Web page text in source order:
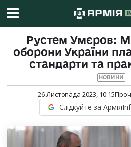
Рустем Умєров:
оборони України
стандарти та
НОВИНИ
26 Листопада 2023, 10:15
Слідкуйте за